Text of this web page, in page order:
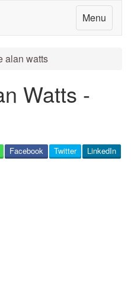
Menu
alan watts
Watts -
LinkedIn
Twitter
Facebook